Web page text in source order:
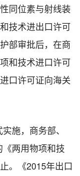
同位素与射线装
技术进出口许可
部审批后，在商
和技术进口许可
口许可证向海关
施，商务部、
两用物项和技
。《2015年出口